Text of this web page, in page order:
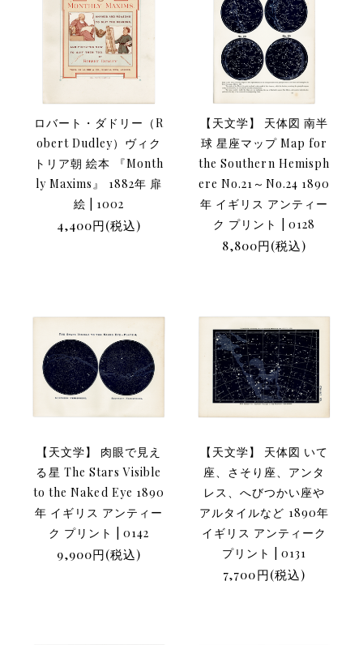
ロバート・ダドリー（R
obert Dudley）ヴィク
トリア朝 絵本 『Month
ly Maxims』 1882年 扉
絵 | 1002
4,400円(税込)
【天文学】 天体図 南半
球 星座マップ Map for
the Southern Hemisph
ere No.21～No.24 1890
年 イギリス アンティー
ク プリント | 0128
8,800円(税込)
【天文学】 肉眼で見え
る星 The Stars Visible
to the Naked Eye 1890
年 イギリス アンティー
ク プリント | 0142
9,900円(税込)
【天文学】 天体図 いて
座、さそり座、アンタ
レス、へびつかい座や
アルタイルなど 1890年
イギリス アンティーク
プリント | 0131
7,700円(税込)